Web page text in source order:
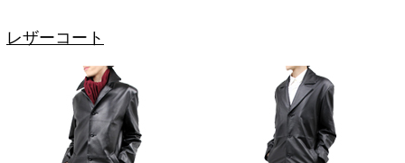
レザーコート